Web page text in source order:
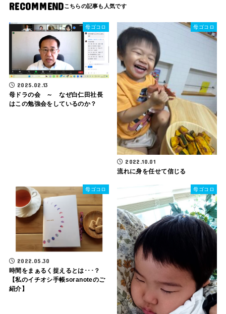
RECOMMEND
母ゴコロ
2025.02.13
母ドラの会 ～ なぜ白仁田社長
はこの勉強会をしているのか？
母ゴコロ
2022.10.01
流れに身を任せて信じる
母ゴコロ
2022.05.30
時間をまぁるく捉えるとは･･･？
【私のイチオシ手帳soranoteのご
紹介】
母ゴコロ